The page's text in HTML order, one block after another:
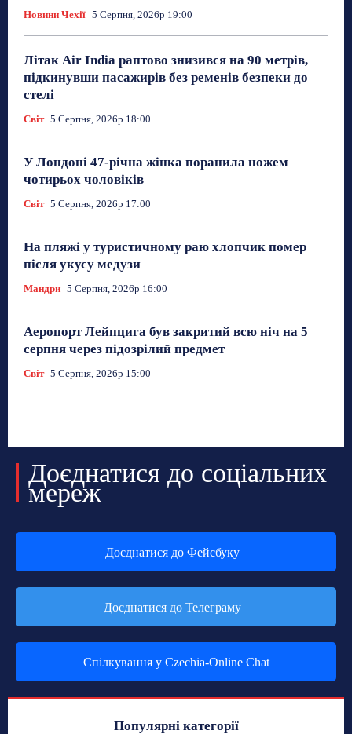
Новини Чехії 5 Серпня, 2026р 19:00
Літак Air India раптово знизився на 90 метрів,
підкинувши пасажирів без ременів безпеки до
стелі
Світ 5 Серпня, 2026р 18:00
У Лондоні 47-річна жінка поранила ножем
чотирьох чоловіків
Світ 5 Серпня, 2026р 17:00
На пляжі у туристичному раю хлопчик помер
після укусу медузи
Мандри 5 Серпня, 2026р 16:00
Аеропорт Лейпцига був закритий всю ніч на 5
серпня через підозрілий предмет
Світ 5 Серпня, 2026р 15:00
Доєднатися до соціальних
мереж
Доєднатися до Фейсбуку
Доєднатися до Телеграму
Спілкування у Czechia-Online Chat
Популярні категорії